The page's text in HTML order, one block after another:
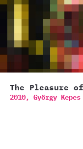
The Pleasure
2010, György Kepes